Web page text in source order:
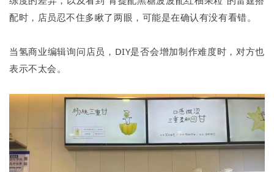
配时，店员忍不住多瞅了两眼，可能是在确认有没有看错。
当氢商业编辑询问店员，DIY是否会增加制作难度时，对方也
表示不太会。